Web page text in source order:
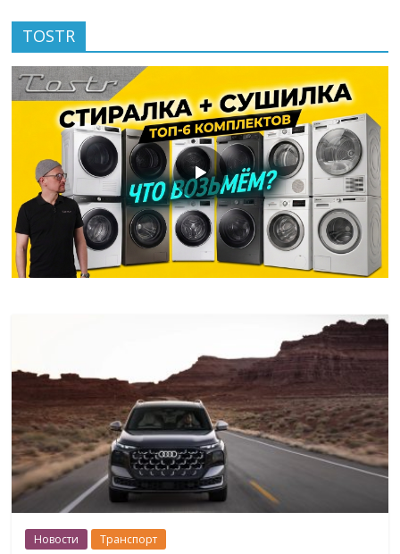
TOSTR
Новости Транспорт